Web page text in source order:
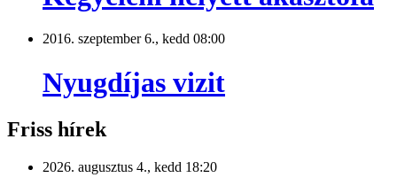
2016. szeptember 6., kedd 08:00
Nyugdíjas vizit
Friss hírek
2026. augusztus 4., kedd 18:20